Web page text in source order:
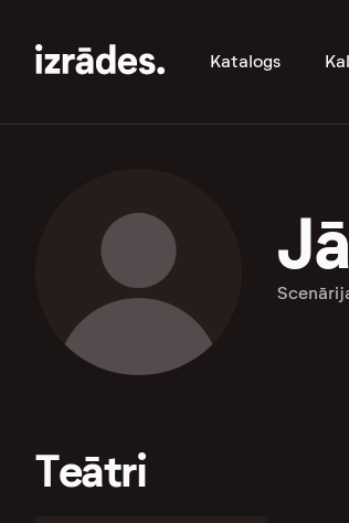
Katalogs
Teātri